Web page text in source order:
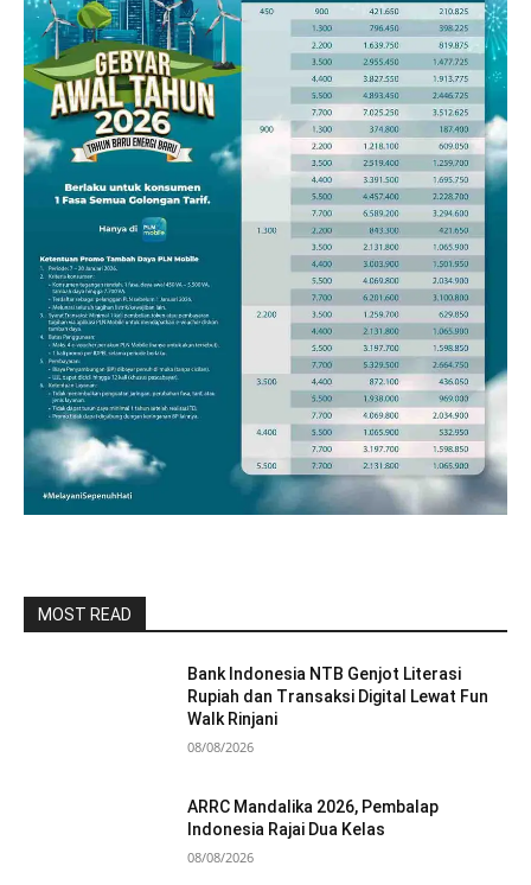
MOST READ
Bank Indonesia NTB Genjot Literasi
Rupiah dan Transaksi Digital Lewat Fun
Walk Rinjani
08/08/2026
ARRC Mandalika 2026, Pembalap
Indonesia Rajai Dua Kelas
08/08/2026